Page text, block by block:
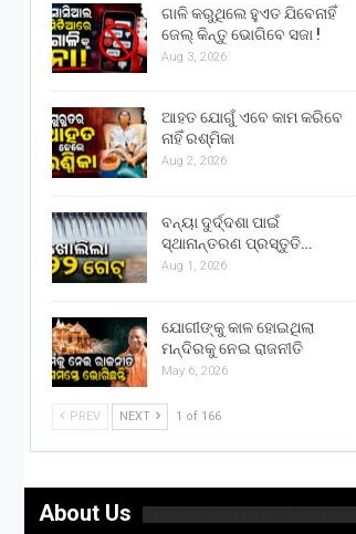
ଗାଳି କରୁଥିଲେ ହୁଏତ ଯିବେନାହିଁ
ଜେଲ୍ କିନ୍ତୁ ଭୋଗିବେ ସଜା !
Aug 3, 2026
ଆହତ ଯୋଗୁଁ ଏବେ କାମ କରିବେ
ନାହିଁ ରଶ୍ମିକା
Aug 2, 2026
ବନ୍ୟା ଦୁର୍ଦ୍ଦଶା ପାଇଁ
ସ୍ଥାନାନ୍ତରଣ ପ୍ରସ୍ତୁତି…
Aug 1, 2026
ଯୋଗୀଙ୍କୁ କାଳ ହୋଇଥିଲା
ମନ୍ଦିରକୁ ନେଇ ରାଜନୀତି
May 6, 2026
PREV NEXT 1 of 166
About Us